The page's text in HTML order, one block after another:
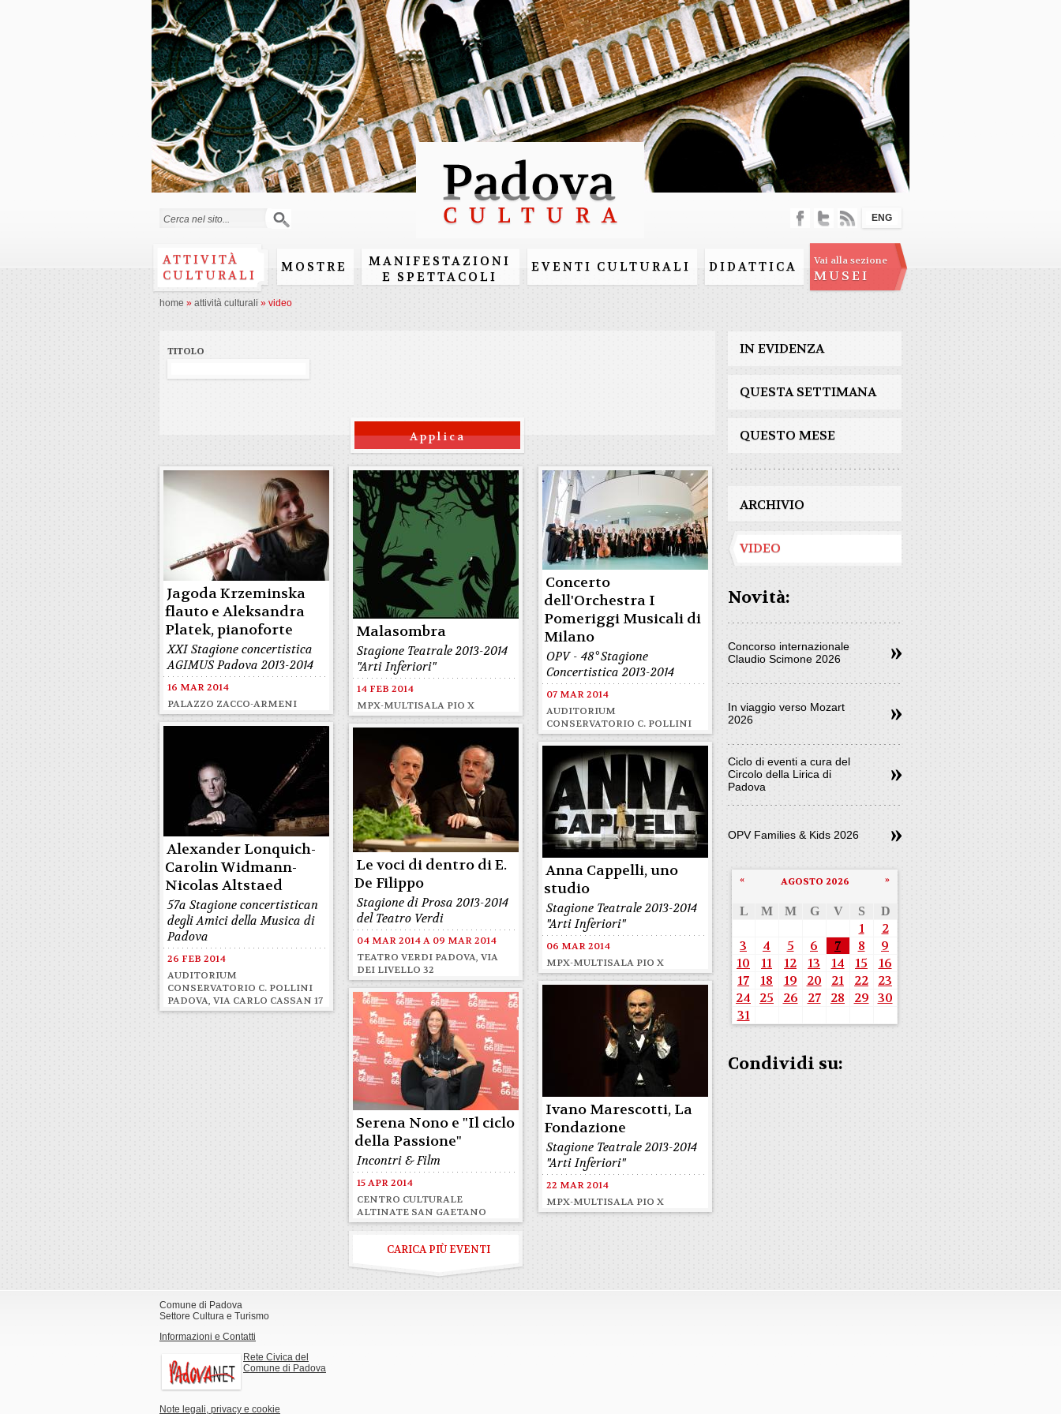
Salta al
contenuto
principale
Form di ricerca
ATTIVITÀ
CULTURALI
MOSTRE
MANIFESTAZIONI
E SPETTACOLI
EVENTI CULTURALI DIDATTICA Vai alla sezione
MUSEI
ENG
home » attività culturali » video
TITOLO
Jagoda Krzeminska
flauto e Aleksandra
Platek, pianoforte
XXI Stagione concertistica
AGIMUS Padova 2013-2014
16 MAR 2014
PALAZZO ZACCO-ARMENI
Malasombra
Stagione Teatrale 2013-2014
"Arti Inferiori"
14 FEB 2014
MPX-MULTISALA PIO X
Concerto
dell'Orchestra I
Pomeriggi Musicali di
Milano
OPV - 48° Stagione
Concertistica 2013-2014
07 MAR 2014
AUDITORIUM
CONSERVATORIO C. POLLINI
Alexander Lonquich-
Carolin Widmann-
Nicolas Altstaed
57a Stagione concertistican
degli Amici della Musica di
Padova
26 FEB 2014
AUDITORIUM
CONSERVATORIO C. POLLINI
PADOVA, VIA CARLO CASSAN 17
Le voci di dentro di E.
De Filippo
Stagione di Prosa 2013-2014
del Teatro Verdi
04 MAR 2014A 09 MAR 2014
TEATRO VERDI PADOVA, VIA
DEI LIVELLO 32
Anna Cappelli, uno
studio
Stagione Teatrale 2013-2014
"Arti Inferiori"
06 MAR 2014
MPX-MULTISALA PIO X
Ivano Marescotti, La
Fondazione
Stagione Teatrale 2013-2014
"Arti Inferiori"
22 MAR 2014
MPX-MULTISALA PIO X
Serena Nono e "Il ciclo
della Passione"
Incontri & Film
15 APR 2014
CENTRO CULTURALE
ALTINATE SAN GAETANO
CARICA PIÙ EVENTI
IN EVIDENZA
QUESTA SETTIMANA
QUESTO MESE
ARCHIVIO
VIDEO
Novità:
Concorso internazionale
Claudio Scimone 2026
In viaggio verso Mozart
2026
Ciclo di eventi a cura del
Circolo della Lirica di
Padova
OPV Families & Kids 2026
AGOSTO 2026
« »
L M M G V S D
1
2
3
4 5 6 7 8
9
10
11 12 13 14 15
16
17
18 19 20 21 22
23
24
25 26 27 28 29 30
31
Condividi su:
Comune di Padova
Settore Cultura e Turismo
Informazioni e Contatti
Rete Civica del
Comune di Padova
Note legali, privacy e cookie